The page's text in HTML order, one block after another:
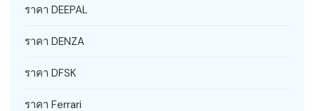
ราคา DEEPAL
ราคา DENZA
ราคา DFSK
ราคา Ferrari